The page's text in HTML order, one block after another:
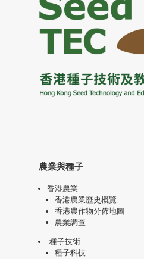
農業與種子
香港農業
香港農業歷史概覽
香港農作物分佈地圖
農業調查
種子技術
種子科技